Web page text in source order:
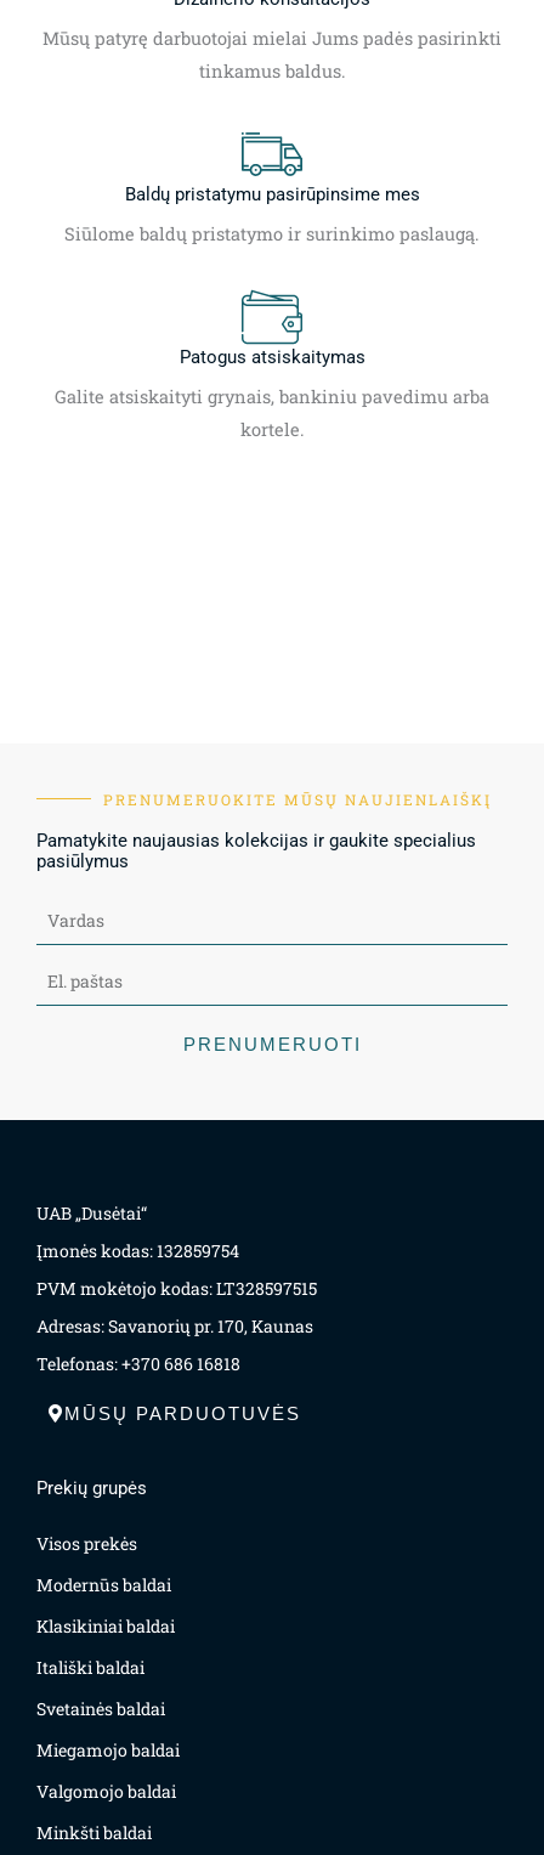
Mūsų patyrę darbuotojai mielai Jums padės pasirinkti
tinkamus baldus.
Baldų pristatymu pasirūpinsime mes
Siūlome baldų pristatymo ir surinkimo paslaugą.
Patogus atsiskaitymas
Galite atsiskaityti grynais, bankiniu pavedimu arba
kortele.
PRENUMERUOKITE MŪSŲ NAUJIENLAIŠKĮ
Pamatykite naujausias kolekcijas ir gaukite specialius
pasiūlymus
PRENUMERUOTI
UAB „Dusėtai“
Įmonės kodas: 132859754
PVM mokėtojo kodas: LT328597515
Adresas: Savanorių pr. 170, Kaunas
Telefonas: +370 686 16818
MŪSŲ PARDUOTUVĖS
Prekių grupės
Visos prekės
Modernūs baldai
Klasikiniai baldai
Itališki baldai
Svetainės baldai
Miegamojo baldai
Valgomojo baldai
Minkšti baldai